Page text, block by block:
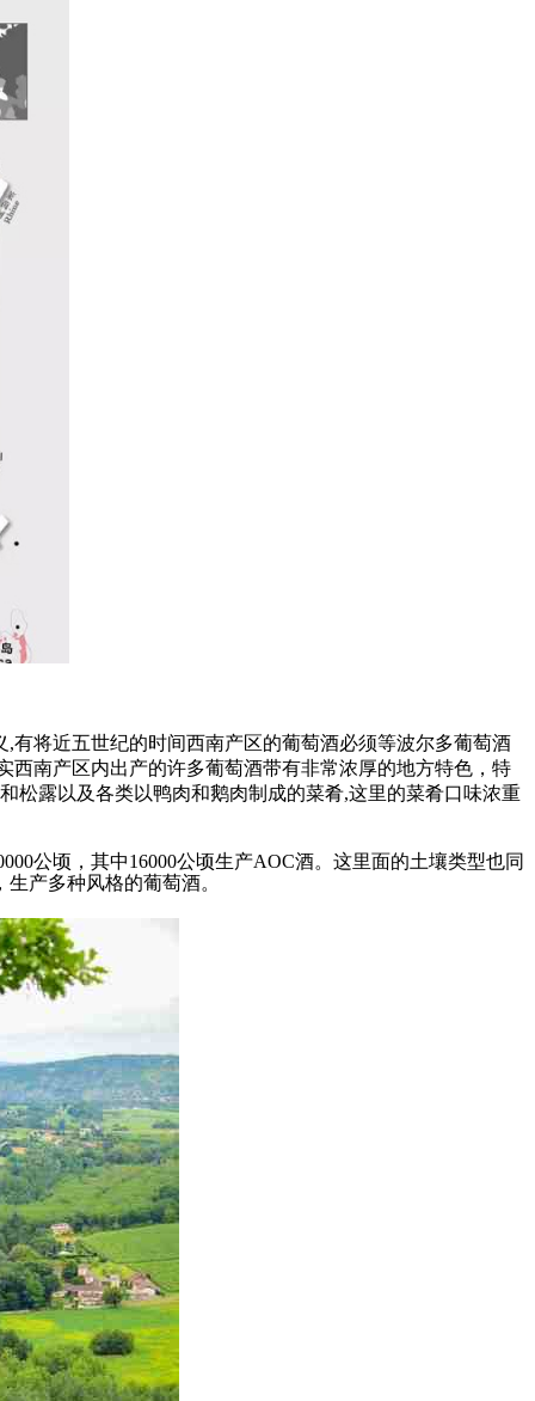
将近五世纪的时间西南产区的葡萄酒必须等波尔多葡萄酒
南产区内出产的许多葡萄酒带有非常浓厚的地方特色，特
松露以及各类以鸭肉和鹅肉制成的菜肴,这里的菜肴口味浓重
公顷，其中16000公顷生产AOC酒。这里面的土壤类型也同
产多种风格的葡萄酒。